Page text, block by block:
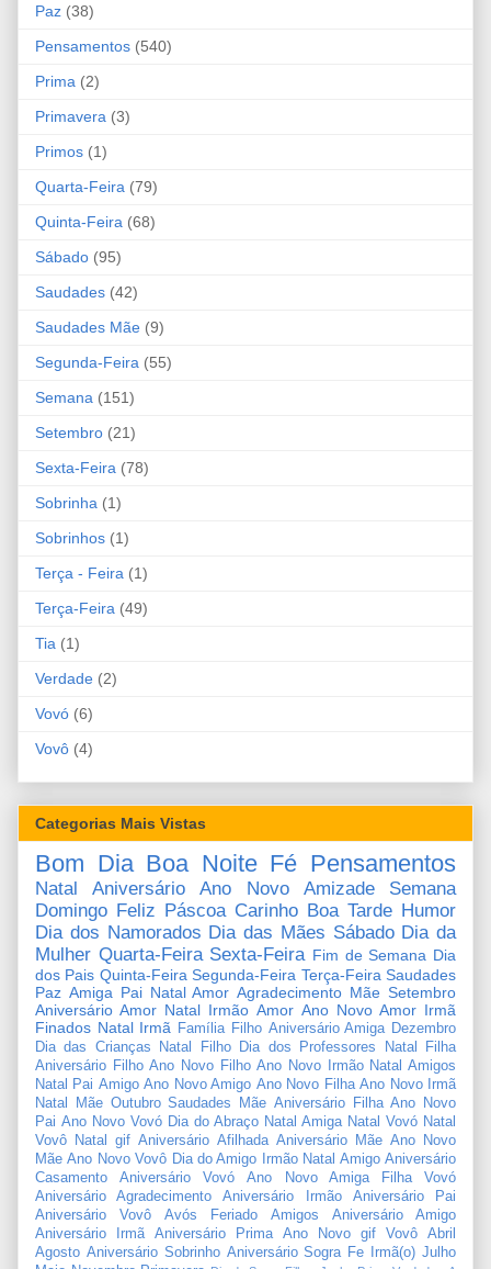
Paz (38)
Pensamentos (540)
Prima (2)
Primavera (3)
Primos (1)
Quarta-Feira (79)
Quinta-Feira (68)
Sábado (95)
Saudades (42)
Saudades Mãe (9)
Segunda-Feira (55)
Semana (151)
Setembro (21)
Sexta-Feira (78)
Sobrinha (1)
Sobrinhos (1)
Terça - Feira (1)
Terça-Feira (49)
Tia (1)
Verdade (2)
Vovó (6)
Vovô (4)
Categorias Mais Vistas
Bom Dia Boa Noite Fé Pensamentos
Natal Aniversário Ano Novo Amizade
Semana
Domingo Feliz Páscoa Carinho Boa Tarde Humor
Dia dos Namorados Dia das Mães Sábado Dia da
Mulher Quarta-Feira Sexta-Feira Fim de Semana Dia
dos Pais Quinta-Feira Segunda-Feira Terça-Feira Saudades
Paz Amiga Pai Natal Amor Agradecimento Mãe Setembro
Aniversário Amor Natal Irmão Amor Ano Novo Amor Irmã
Finados Natal Irmã Família Filho Aniversário Amiga Dezembro
Dia das Crianças
Natal Filho Dia dos Professores
Natal Filha
Aniversário Filho Ano Novo Filho Ano Novo Irmão Natal Amigos
Natal Pai Amigo Ano Novo Amigo Ano Novo Filha Ano Novo Irmã
Natal Mãe Outubro Saudades Mãe Aniversário Filha Ano Novo
Pai Ano Novo Vovó Dia do Abraço Natal Amiga Natal Vovó Natal
Vovô
Natal gif Aniversário Afilhada Aniversário Mãe Ano Novo
Mãe Ano Novo Vovô Dia do Amigo Irmão Natal Amigo Aniversário
Casamento
Aniversário Vovó Ano Novo Amiga Filha
Vovó
Aniversário Agradecimento
Aniversário Irmão
Aniversário Pai
Aniversário Vovô
Avós Feriado Amigos
Aniversário Amigo
Aniversário Irmã
Aniversário Prima Ano Novo gif Vovô
Abril
Agosto Aniversário Sobrinho Aniversário Sogra Fe Irmã(o) Julho